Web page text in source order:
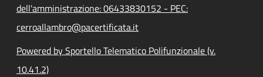
dell'amministrazione: 06433830152 - PEC:
cerroallambro@pacertificata.it
Powered by Sportello Telematico Polifunzionale (v.
10.41.2)